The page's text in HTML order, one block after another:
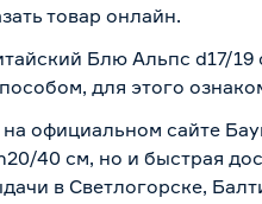
товар онлайн.
Блю Альпс d17/
для этого
официальном сайте
40 см, но и быстрая
в Светлогорске,